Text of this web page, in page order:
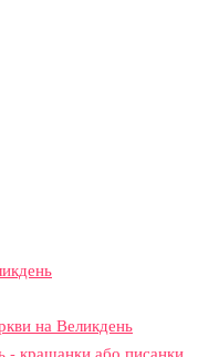
на Великдень
- крашанки або писанки